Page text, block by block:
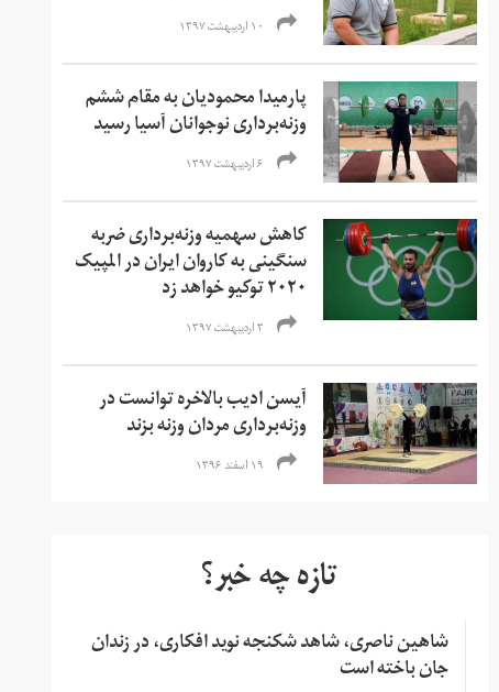
۱۰ اردیبهشت ۱۳۹۷
پارمیدا محمودیان به مقام ششم
وزنه‌برداری نوجوانان آسیا رسید
۶ اردیبهشت ۱۳۹۷
کاهش سهمیه وزنه‌برداری ضربه
سنگینی به کاروان ایران در المپیک
۲۰۲۰ توکیو خواهد زد
۳ اردیبهشت ۱۳۹۷
آیسن ادیب بالاخره توانست در
وزنه‌برداری مردان وزنه بزند
۱۹ اسفند ۱۳۹۶
تازه چه خبر؟
شاهین ناصری، شاهد شکنجه نوید افکاری، در زندان
جان باخته است